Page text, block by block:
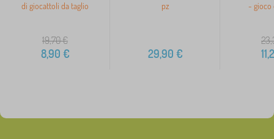
di giocattoli da taglio
19,70€
8,90 €
pz
29,90 €
- gioco